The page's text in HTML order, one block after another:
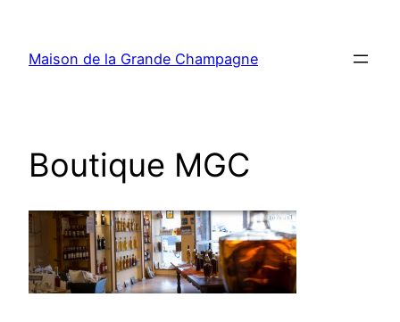
contenu
Maison de la Grande Champagne
Boutique MGC